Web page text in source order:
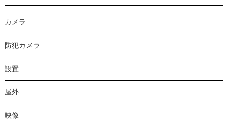
カメラ
防犯カメラ
設置
屋外
映像